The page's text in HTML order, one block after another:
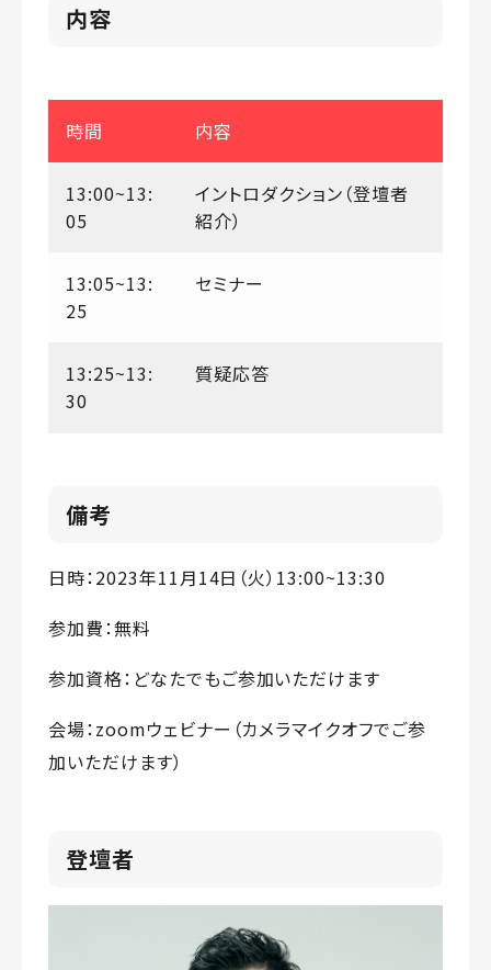
内容
時間 内容
13:00~13:
05
イントロダクション（登壇者
紹介）
13:05~13:
25
セミナー
13:25~13:
30
質疑応答
備考
日時：2023年11月14日（火）13:00~13:30
参加費：無料
参加資格：どなたでもご参加いただけます
会場：zoomウェビナー（カメラマイクオフでご参
加いただけます）
登壇者